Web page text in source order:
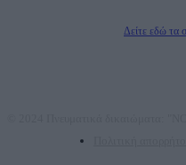
Δείτε εδώ τα